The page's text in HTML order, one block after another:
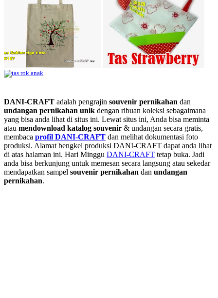
DANI-CRAFT adalah pengrajin souvenir pernikahan dan
undangan pernikahan unik dengan ribuan koleksi sebagaimana
yang bisa anda lihat di situs ini. Lewat situs ini, Anda bisa meminta
atau mendownload katalog souvenir & undangan secara gratis,
membaca profil DANI-CRAFT dan melihat dokumentasi foto
produksi. Alamat bengkel produksi DANI-CRAFT dapat anda lihat
di atas halaman ini. Hari Minggu DANI-CRAFT tetap buka. Jadi
anda bisa berkunjung untuk memesan secara langsung atau sekedar
mendapatkan sampel souvenir pernikahan dan undangan
pernikahan.